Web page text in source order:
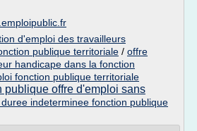
d'emploi des travailleurs
publique territoriale / offre
handicape dans la fonction
fonction publique territoriale
publique offre d'emploi sans
indeterminee fonction publique